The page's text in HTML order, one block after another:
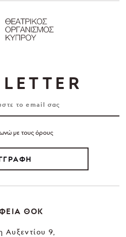
με τους όρους
ΘΟΚ
Αυξεντίου 9,